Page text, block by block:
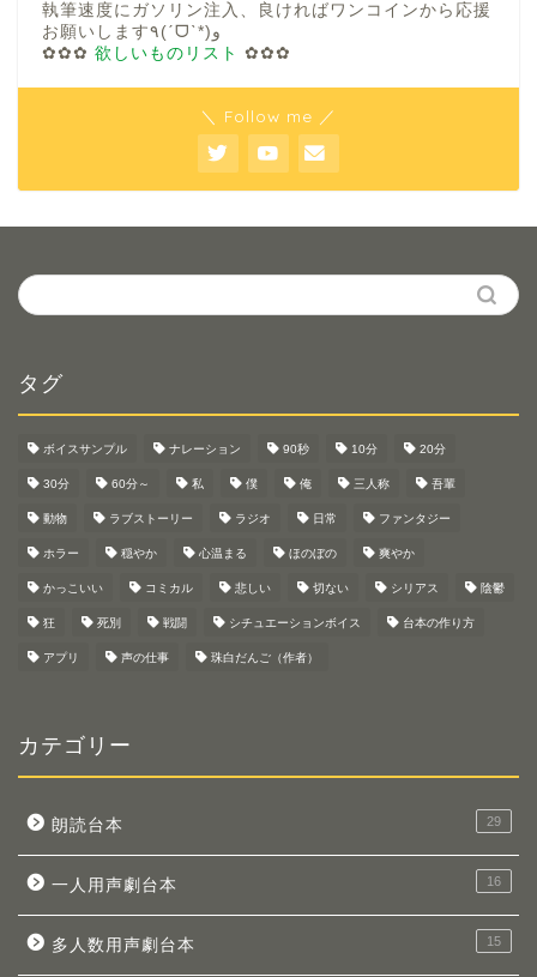
執筆速度にガソリン注入、良ければワンコインから応援
お願いします٩(ˊᗜˋ*)و
✿✿✿ 欲しいものリスト ✿✿✿
＼ Follow me ／
タグ
ボイスサンプル ナレーション 90秒 10分 20分
30分 60分～ 私 僕 俺 三人称 吾輩
動物 ラブストーリー ラジオ 日常 ファンタジー
ホラー 穏やか 心温まる ほのぼの 爽やか
かっこいい コミカル 悲しい 切ない シリアス 陰鬱
狂 死別 戦闘 シチュエーションボイス 台本の作り方
アプリ 声の仕事 珠白だんご（作者）
カテゴリー
朗読台本 29
一人用声劇台本 16
多人数用声劇台本 15